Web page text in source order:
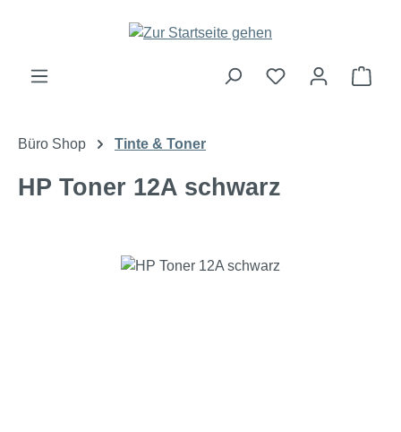
Zum Hauptinhalt springen
Büro Shop Tinte & Toner
HP Toner 12A schwarz
Bildergalerie überspringen